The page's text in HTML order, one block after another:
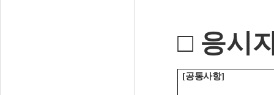
□ 응시
[공통사항]